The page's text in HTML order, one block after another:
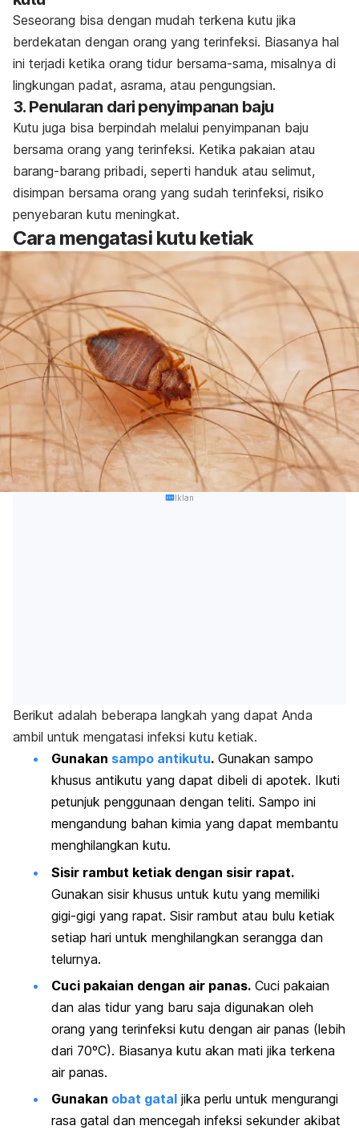
Seseorang bisa dengan mudah terkena kutu jika
berdekatan dengan orang yang terinfeksi. Biasanya hal
ini terjadi ketika orang tidur bersama-sama, misalnya di
lingkungan padat, asrama, atau pengungsian.
3. Penularan dari penyimpanan baju
Kutu juga bisa berpindah melalui penyimpanan baju
bersama orang yang terinfeksi. Ketika pakaian atau
barang-barang pribadi, seperti handuk atau selimut,
disimpan bersama orang yang sudah terinfeksi, risiko
penyebaran kutu meningkat.
Cara mengatasi kutu ketiak
Iklan
Berikut adalah beberapa langkah yang dapat Anda
ambil untuk mengatasi infeksi kutu ketiak.
Gunakan sampo antikutu. Gunakan sampo
khusus antikutu yang dapat dibeli di apotek. Ikuti
petunjuk penggunaan dengan teliti. Sampo ini
mengandung bahan kimia yang dapat membantu
menghilangkan kutu.
Sisir rambut ketiak dengan sisir rapat.
Gunakan sisir khusus untuk kutu yang memiliki
gigi-gigi yang rapat. Sisir rambut atau bulu ketiak
setiap hari untuk menghilangkan serangga dan
telurnya.
Cuci pakaian dengan air panas. Cuci pakaian
dan alas tidur yang baru saja digunakan oleh
orang yang terinfeksi kutu dengan air panas (lebih
dari 70ºC). Biasanya kutu akan mati jika terkena
air panas.
Gunakan obat gatal jika perlu untuk mengurangi
rasa gatal dan mencegah infeksi sekunder akibat